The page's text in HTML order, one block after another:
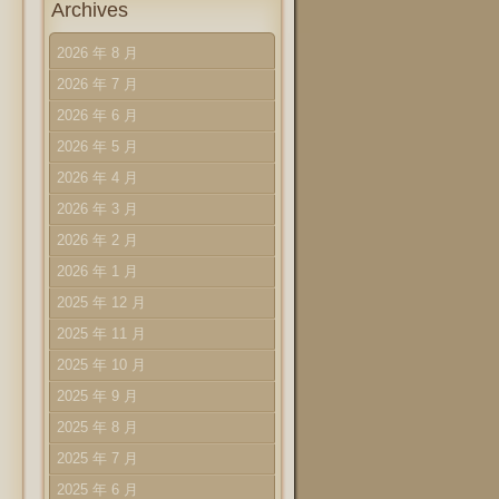
Archives
2026 年 8 月
2026 年 7 月
2026 年 6 月
2026 年 5 月
2026 年 4 月
2026 年 3 月
2026 年 2 月
2026 年 1 月
2025 年 12 月
2025 年 11 月
2025 年 10 月
2025 年 9 月
2025 年 8 月
2025 年 7 月
2025 年 6 月